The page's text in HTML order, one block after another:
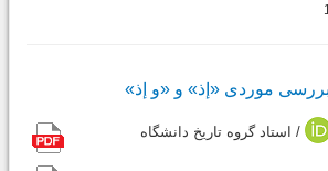
موردی «إذ» و «و إذ»
/ استاد گروه تاریخ دانشگاه